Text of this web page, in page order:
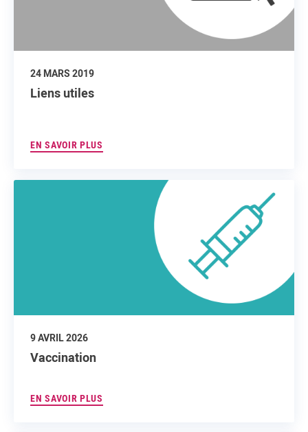
24 MARS 2019
Liens utiles
EN SAVOIR PLUS
9 AVRIL 2026
Vaccination
EN SAVOIR PLUS